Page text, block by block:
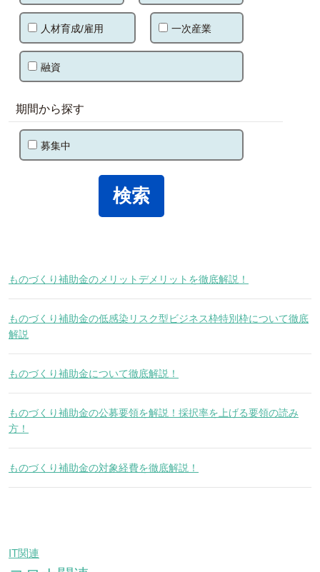
人材育成/雇用 一次産業
融資
期間から探す
募集中
ものづくり補助金のメリットデメリットを徹底解説！
ものづくり補助金の低感染リスク型ビジネス枠特別枠について徹底
解説
ものづくり補助金について徹底解説！
ものづくり補助金の公募要領を解説！採択率を上げる要領の読み
方！
ものづくり補助金の対象経費を徹底解説！
IT関連